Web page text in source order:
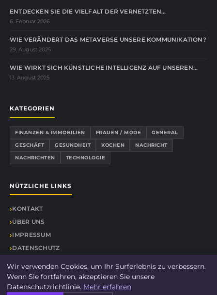
ENTDECKEN SIE DIE VIELFALT DER VERNETZTEN…
6. Februar 2026
WIE VERÄNDERT DAS METAVERSE UNSERE KOMMUNIKATION?
29. August 2025
WIE WIRKT SICH KÜNSTLICHE INTELLIGENZ AUF UNSEREN…
13. August 2025
KATEGORIEN
FINANZEN & IMMOBILIEN FRAUEN / MODE
GENERAL
GESCHÄFT
GESUNDHEIT KOCHEN
NACHRICHT
NACHRICHTEN
TECHNOLOGIE
NÜTZLICHE LINKS
KONTAKT
ÜBER UNS
IMPRESSUM
DATENSCHUTZ
Wir verwenden Cookies, um Ihr Surferlebnis zu verbessern.
Wenn Sie fortfahren, akzeptieren Sie unsere
Datenschutzrichtlinie. Mehr erfahren